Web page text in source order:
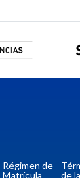
Régimen de
Matrícula
de